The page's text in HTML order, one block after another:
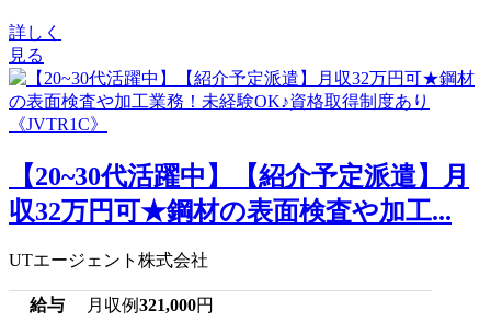
詳しく
見る
【20~30代活躍中】【紹介予定派遣】月
収32万円可★鋼材の表面検査や加工...
UTエージェント株式会社
給与 月収例321,000円